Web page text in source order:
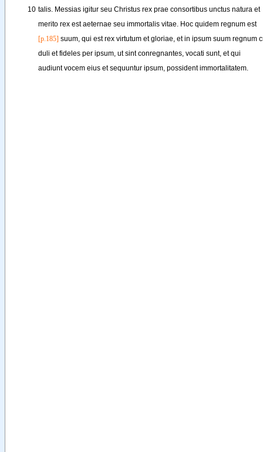
10 talis. Messias igitur seu Christus rex prae consortibus unctus natura et
merito rex est aeternae seu immortalis vitae. Hoc quidem regnum est
[p.185] suum, qui est rex virtutum et gloriae, et in ipsum suum regnum
duli et fideles per ipsum, ut sint conregnantes, vocati sunt, et qui
audiunt vocem eius et sequuntur ipsum, possident immortalitatem.